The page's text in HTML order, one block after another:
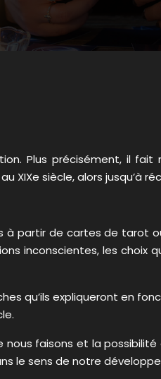
Plus précisément, il
siècle, alors jusqu’à
de cartes de tarot
inconscientes, les
qu’ils expliqueront en
faisons et la
le sens de notre